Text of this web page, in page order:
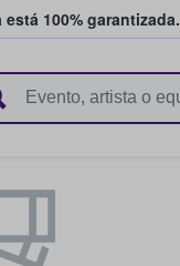
está 100% garantizada.